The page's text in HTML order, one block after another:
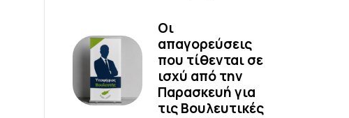
Οι
απαγορεύσεις
που τίθενται σε
ισχύ από την
Παρασκευή για
τις Βουλευτικές